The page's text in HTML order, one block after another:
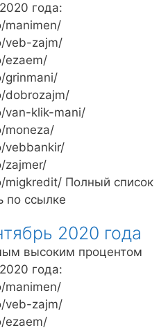
года:
manimen/
veb-zajm/
ezaem/
grinmani/
dobrozajm/
van-klik-mani/
moneza/
vebbankir/
zajmer/
Полный список
ссылке
2020 года
высоким процентом
года:
manimen/
veb-zajm/
ezaem/